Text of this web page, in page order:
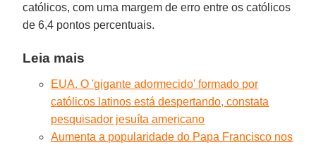
católicos, com uma margem de erro entre os católicos
de 6,4 pontos percentuais.
Leia mais
EUA. O 'gigante adormecido' formado por
católicos latinos está despertando, constata
pesquisador jesuíta americano
Aumenta a popularidade do Papa Francisco nos